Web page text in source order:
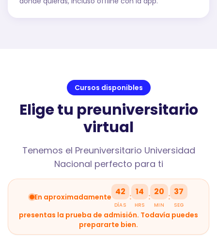
Cursos disponibles
Elige tu preuniversitario
virtual
Tenemos el Preuniversitario Universidad
Nacional perfecto para ti
En aproximadamente 42
DÍAS
: 14
HRS
: 20
MIN
: 36
SEG
presentas la prueba de admisión. Todavía puedes
prepararte bien.